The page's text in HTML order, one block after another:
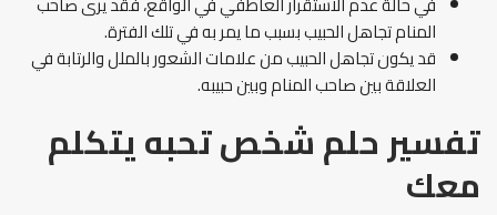
المنام تجاهل الحبيب بسبب ما يمر به في تلك الفترة.
قد يكون تجاهل الحبيب من علامات الشعور بالملل والرتابة في
العلاقة بين صاحب المنام وبين حبيبه.
تفسير حلم شخص تحبه يتكلم
معك